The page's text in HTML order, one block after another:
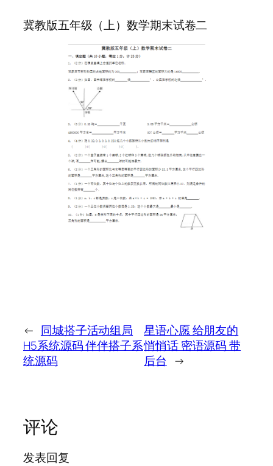
冀教版五年级（上）数学期末试卷二
← 同城搭子活动组局
H5系统源码 伴伴搭子系
统源码
星语心愿 给朋友的
悄悄话 密语源码 带
后台 →
评论
发表回复